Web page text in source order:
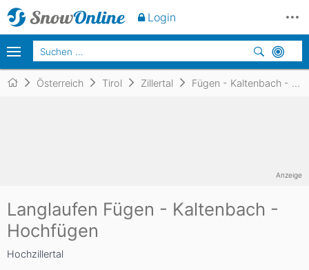
Österreich Tirol Zillertal Fügen - Kaltenbach - Hochfügen
Langlaufen Fügen - Kaltenbach -
Hochfügen
Hochzillertal
Anzeige
Login